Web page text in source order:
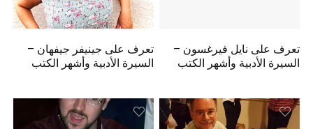
تعرف على نايل فيرغسون –
السيرة الأدبية وأشهر الكتب
تعرف على جينيفر جيفهان –
السيرة الأدبية وأشهر الكتب